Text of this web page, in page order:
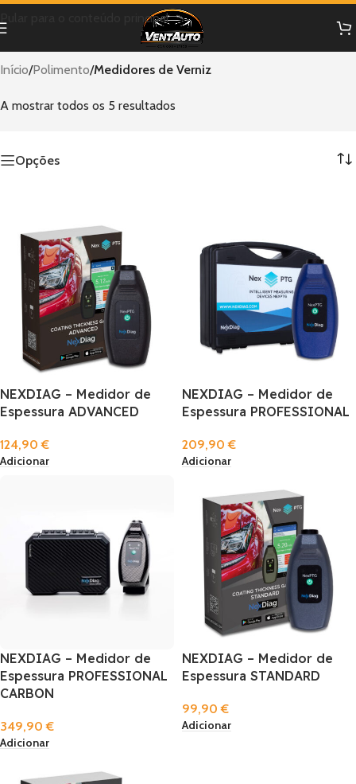
Pular para o conteúdo principal
Início/Polimento/Medidores de Verniz
A mostrar todos os 5 resultados
Opções
NEXDIAG – Medidor de
Espessura ADVANCED
124,90€
Adicionar
NEXDIAG – Medidor de
Espessura PROFESSIONAL
209,90€
Adicionar
NEXDIAG – Medidor de
Espessura PROFESSIONAL
CARBON
349,90€
Adicionar
NEXDIAG – Medidor de
Espessura STANDARD
99,90€
Adicionar